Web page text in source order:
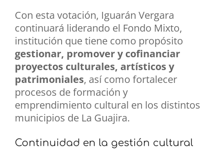
Con esta votación, Iguarán Vergara
continuará liderando el Fondo Mixto,
institución que tiene como propósito
gestionar, promover y cofinanciar
proyectos culturales, artísticos y
patrimoniales, así como fortalecer
procesos de formación y
emprendimiento cultural en los distintos
municipios de La Guajira.
Continuidad en la gestión cultural